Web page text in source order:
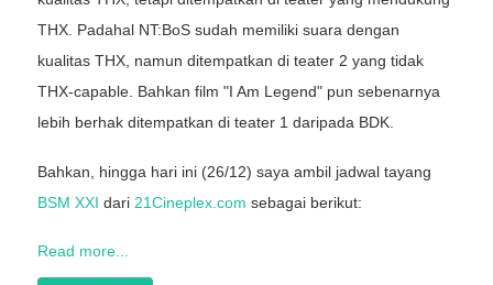
THX. Padahal NT:BoS sudah memiliki suara dengan
kualitas THX, namun ditempatkan di teater 2 yang tidak
THX-capable. Bahkan film "I Am Legend" pun sebenarnya
lebih berhak ditempatkan di teater 1 daripada BDK.
Bahkan, hingga hari ini (26/12) saya ambil jadwal tayang
BSM XXI dari 21Cineplex.com sebagai berikut:
Read more...